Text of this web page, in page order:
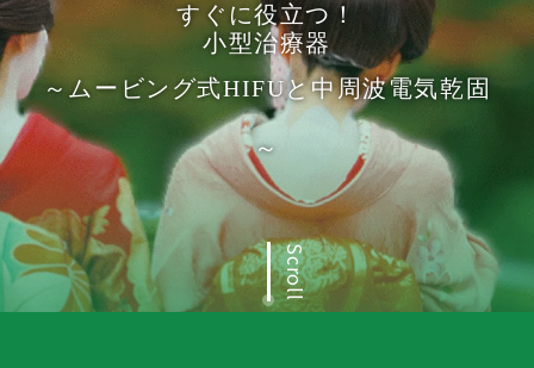
すぐに役立つ！
小型治療器
～ムービング式HIFUと中周波電気乾固
～
Scroll